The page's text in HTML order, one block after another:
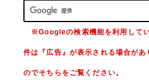
※Googleの検索機能を利用して
件は『広告』が表示される場合が
のでそちらをご覧ください。